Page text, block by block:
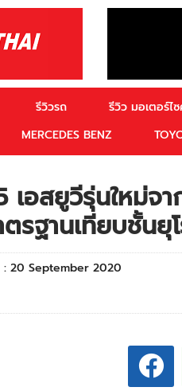
รีวิวรถ รีวิว มอเตอร์ไ
MERCEDES BENZ
เอสยูวีรุ่นใหม่จ
รฐานเทียบชั้นยุ
20 September 2020